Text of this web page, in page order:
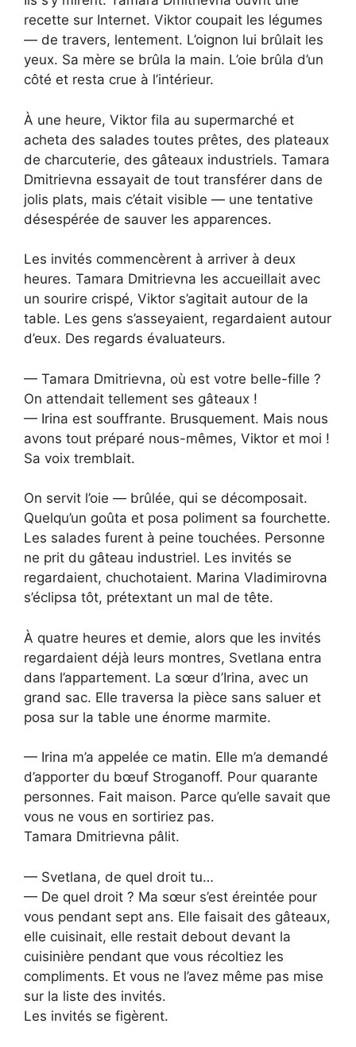
recette sur Internet. Viktor coupait les légumes
— de travers, lentement. L’oignon lui brûlait les
yeux. Sa mère se brûla la main. L’oie brûla d’un
côté et resta crue à l’intérieur.
À une heure, Viktor fila au supermarché et
acheta des salades toutes prêtes, des plateaux
de charcuterie, des gâteaux industriels. Tamara
Dmitrievna essayait de tout transférer dans de
jolis plats, mais c’était visible — une tentative
désespérée de sauver les apparences.
Les invités commencèrent à arriver à deux
heures. Tamara Dmitrievna les accueillait avec
un sourire crispé, Viktor s’agitait autour de la
table. Les gens s’asseyaient, regardaient autour
d’eux. Des regards évaluateurs.
— Tamara Dmitrievna, où est votre belle-fille ?
On attendait tellement ses gâteaux !
— Irina est souffrante. Brusquement. Mais nous
avons tout préparé nous-mêmes, Viktor et moi !
Sa voix tremblait.
On servit l’oie — brûlée, qui se décomposait.
Quelqu’un goûta et posa poliment sa fourchette.
Les salades furent à peine touchées. Personne
ne prit du gâteau industriel. Les invités se
regardaient, chuchotaient. Marina Vladimirovna
s’éclipsa tôt, prétextant un mal de tête.
À quatre heures et demie, alors que les invités
regardaient déjà leurs montres, Svetlana entra
dans l’appartement. La sœur d’Irina, avec un
grand sac. Elle traversa la pièce sans saluer et
posa sur la table une énorme marmite.
— Irina m’a appelée ce matin. Elle m’a demandé
d’apporter du bœuf Stroganoff. Pour quarante
personnes. Fait maison. Parce qu’elle savait que
vous ne vous en sortiriez pas.
Tamara Dmitrievna pâlit.
— Svetlana, de quel droit tu…
— De quel droit ? Ma sœur s’est éreintée pour
vous pendant sept ans. Elle faisait des gâteaux,
elle cuisinait, elle restait debout devant la
cuisinière pendant que vous récoltiez les
compliments. Et vous ne l’avez même pas mise
sur la liste des invités.
Les invités se figèrent.